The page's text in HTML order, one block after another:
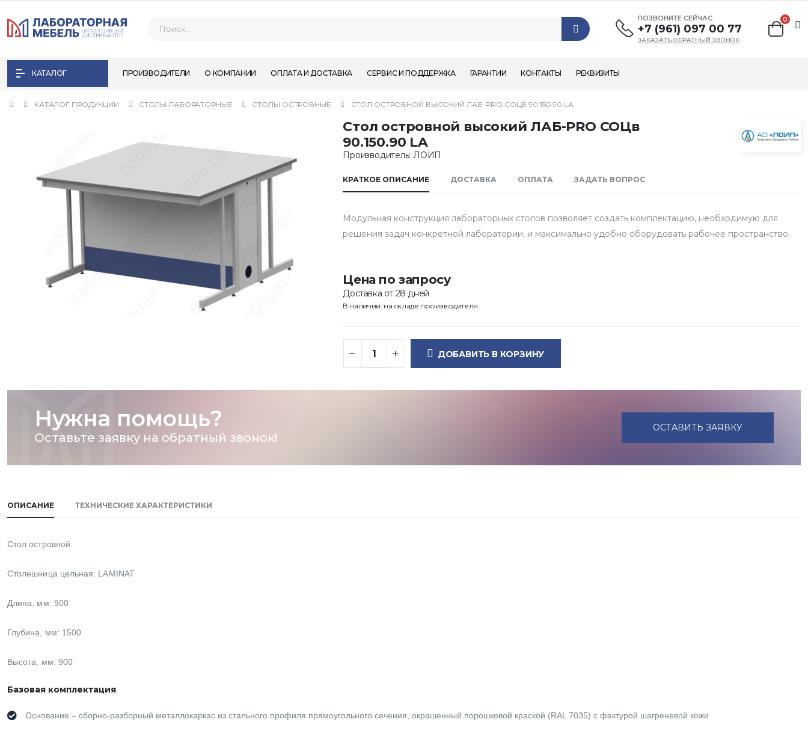
ПОЗВОНИТЕ СЕЙЧАС
+7 (961) 097 00 77
ЗАКАЗАТЬ ОБРАТНЫЙ ЗВОНОК
0
КАТАЛОГ ПРОИЗВОДИТЕЛИ О КОМПАНИИ ОПЛАТА И ДОСТАВКА СЕРВИС И ПОДДЕРЖКА ГАРАНТИИ КОНТАКТЫ РЕКВИЗИТЫ
КАТАЛОГ ПРОДУКЦИИ СТОЛЫ ЛАБОРАТОРНЫЕ СТОЛЫ ОСТРОВНЫЕ СТОЛ ОСТРОВНОЙ ВЫСОКИЙ ЛАБ-PRO СОЦВ 90.150.90 LA
Стол островной высокий ЛАБ-PRO СОЦв
90.150.90 LA
Производитель: ЛОИП
КРАТКОЕ ОПИСАНИЕ ДОСТАВКА ОПЛАТА ЗАДАТЬ ВОПРОС
Модульная конструкция лабораторных столов позволяет создать комплектацию, необходимую для
решения задач конкретной лаборатории, и максимально удобно оборудовать рабочее пространство.
Цена по запросу
Доставка от 28 дней
В наличии: на складе производителя
ДОБАВИТЬ В КОРЗИНУ
Нужна помощь?
Оставьте заявку на обратный звонок!
ОСТАВИТЬ ЗАЯВКУ
ОПИСАНИЕ ТЕХНИЧЕСКИЕ ХАРАКТЕРИСТИКИ
Стол островной
Столешница цельная: LAMINAT
Длина, мм: 900
Глубина, мм: 1500
Высота, мм: 900
Базовая комплектация
Основание – сборно-разборный металлокаркас из стального профиля прямоугольного сечения, окрашенный порошковой краской (RAL 7035) с фактурой шагреневой кожи